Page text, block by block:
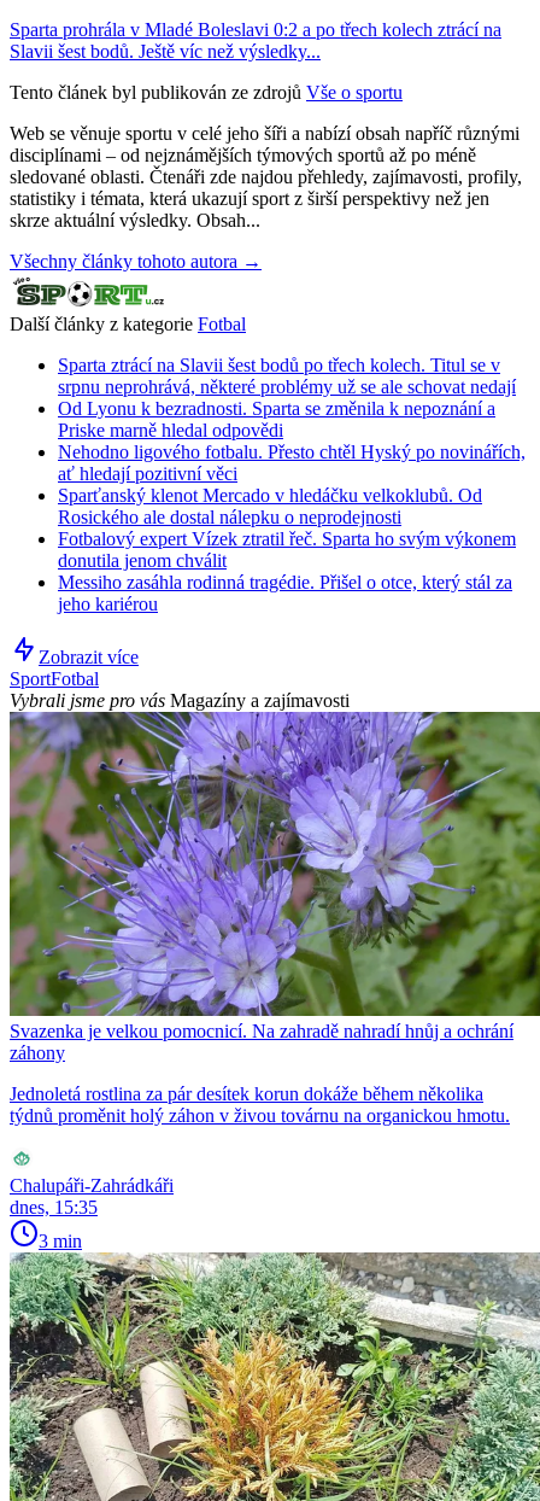
Sparta prohrála v Mladé Boleslavi 0:2 a po třech kolech ztrácí na
Slavii šest bodů. Ještě víc než výsledky...
Tento článek byl publikován ze zdrojů Vše o sportu
Web se věnuje sportu v celé jeho šíři a nabízí obsah napříč různými
disciplínami – od nejznámějších týmových sportů až po méně
sledované oblasti. Čtenáři zde najdou přehledy, zajímavosti, profily,
statistiky i témata, která ukazují sport z širší perspektivy než jen
skrze aktuální výsledky. Obsah...
Všechny články tohoto autora →
Další články z kategorie Fotbal
Sparta ztrácí na Slavii šest bodů po třech kolech. Titul se v
srpnu neprohrává, některé problémy už se ale schovat nedají
Od Lyonu k bezradnosti. Sparta se změnila k nepoznání a
Priske marně hledal odpovědi
Nehodno ligového fotbalu. Přesto chtěl Hyský po novinářích,
ať hledají pozitivní věci
Sparťanský klenot Mercado v hledáčku velkoklubů. Od
Rosického ale dostal nálepku o neprodejnosti
Fotbalový expert Vízek ztratil řeč. Sparta ho svým výkonem
donutila jenom chválit
Messiho zasáhla rodinná tragédie. Přišel o otce, který stál za
jeho kariérou
Zobrazit více
SportFotbal
Vybrali jsme pro vás Magazíny a zajímavosti
Svazenka je velkou pomocnicí. Na zahradě nahradí hnůj a ochrání
záhony
Jednoletá rostlina za pár desítek korun dokáže během několika
týdnů proměnit holý záhon v živou továrnu na organickou hmotu.
Chalupáři-Zahrádkáři
dnes, 15:35
3 min